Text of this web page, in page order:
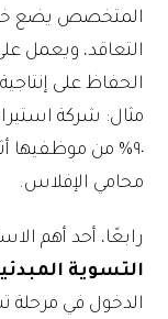
المتخصص يضع
التعاقد، ويعمل
الحفاظ على
مثال: شركة
٩٠% من موظفيها
محامي الإفلاس.
رابعًا، أحد أهم
التسوية
الدخول في مرحلة